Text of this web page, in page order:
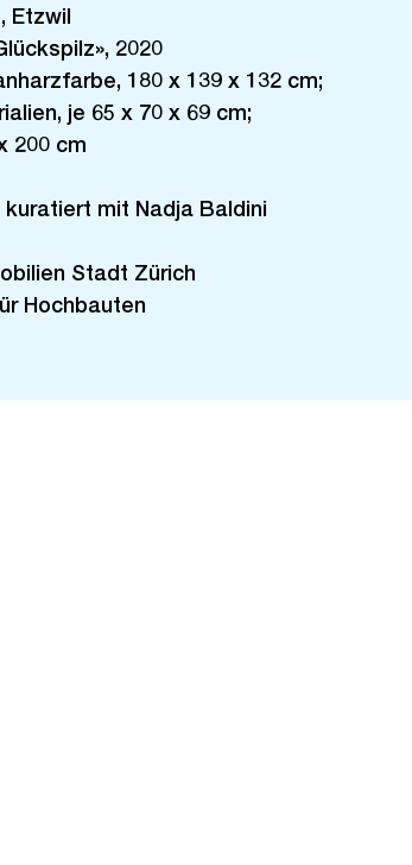
Etzwil
2020
180 x 139 x 132 cm;
je 65 x 70 x 69 cm;
200 cm
kuratiert mit Nadja Baldini
Stadt Zürich
Hochbauten